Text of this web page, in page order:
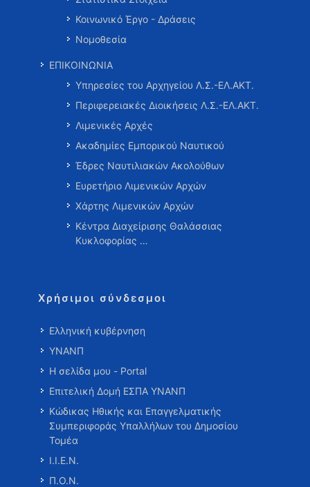
Κοινωνικό Έργο - Δράσεις
Νομοθεσία
ΕΠΙΚΟΙΝΩΝΙΑ
Υπηρεσίες του Αρχηγείου Λ.Σ.-ΕΛ.ΑΚΤ.
Περιφερειακές Διοικήσεις Λ.Σ.-ΕΛ.ΑΚΤ.
Λιμενικές Αρχές
Ακαδημίες Εμπορικού Ναυτικού
Έδρες Ναυτιλιακών Ακολούθων
Ευρετήριο Λιμενικών Αρχών
Χάρτης Λιμενικών Αρχών
Κέντρα Διαχείρισης Θαλάσσιας
Κυκλοφορίας …
Χρήσιμοι σύνδεσμοι
Ελληνική κυβέρνηση
ΥΝΑΝΠ
Η σελίδα μου - Portal
Επιτελική Δομή ΕΣΠΑ ΥΝΑΝΠ
Κώδικας Ηθικής και Επαγγελματικής
Συμπεριφοράς Υπαλλήλων του Δημοσίου
Τομέα
Ι.Ι.Ε.Ν.
Π.Ο.Ν.